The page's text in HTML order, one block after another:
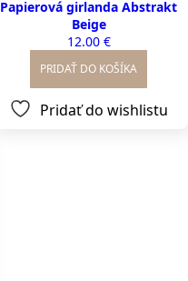
Papierová girlanda Abstrakt
Beige
12.00 €
PRIDAŤ DO KOŠÍKA
Pridať do wishlistu